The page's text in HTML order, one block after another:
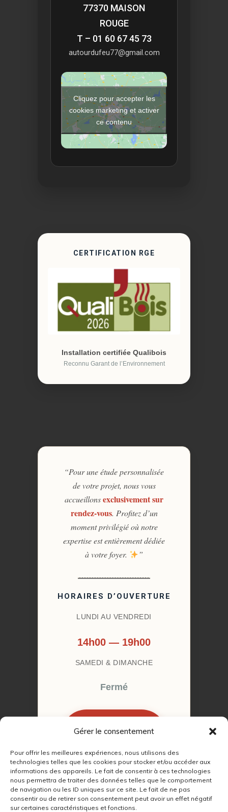
Gérer le consentement
Pour offrir les meilleures expériences, nous utilisons des
technologies telles que les cookies pour stocker et/ou accéder aux
informations des appareils. Le fait de consentir à ces technologies
nous permettra de traiter des données telles que le comportement
de navigation ou les ID uniques sur ce site. Le fait de ne pas
consentir ou de retirer son consentement peut avoir un effet négatif
sur certaines caractéristiques et fonctions.
77370 MAISON
ROUGE
T – 01 60 67 45 73
autourdufeu77@gmail.com
Cliquez pour accepter les
cookies marketing et activer
ce contenu
CERTIFICATION RGE
Installation certifiée Qualibois
Reconnu Garant de l’Environnement
“Pour une étude personnalisée
de votre projet, nous vous
accueillonsexclusivement sur
rendez-vous. Profitez d’un
moment privilégié où notre
expertise est entièrement dédiée
à votre foyer.
”
HORAIRES D’OUVERTURE
LUNDI AU VENDREDI
14h00 — 19h00
SAMEDI & DIMANCHE
Fermé
RENDEZ-VOUS
© 2022 – 2026Autour du Feu 77